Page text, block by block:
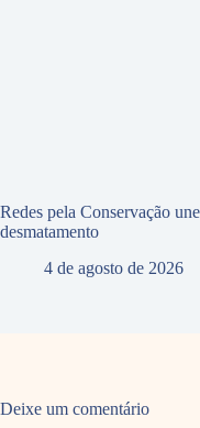
Redes pela Conservação
desmatamento
4 de agosto de 2026
Deixe um comentário